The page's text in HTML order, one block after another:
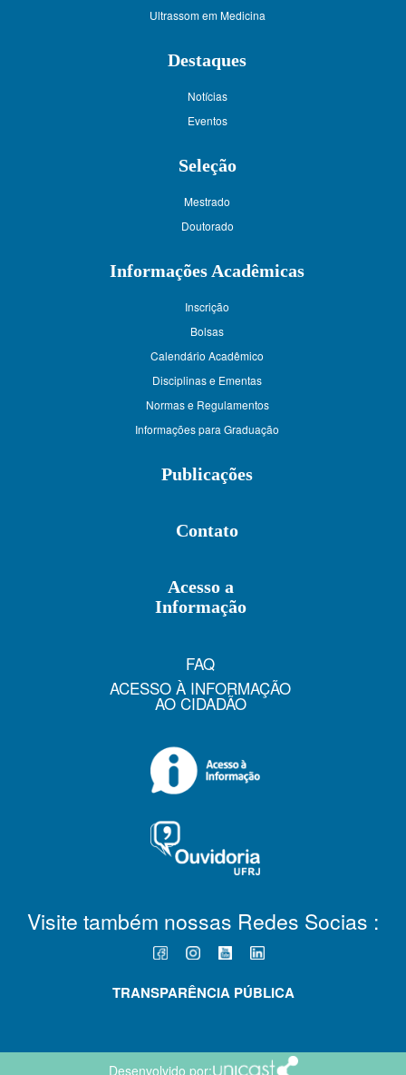
Ultrassom em Medicina
Destaques
Notícias
Eventos
Seleção
Mestrado
Doutorado
Informações Acadêmicas
Inscrição
Bolsas
Calendário Acadêmico
Disciplinas e Ementas
Normas e Regulamentos
Informações para Graduação
Publicações
Contato
Acesso a
Informação
FAQ
ACESSO À INFORMAÇÃO
AO CIDADÃO
Visite também nossas Redes Socias :
TRANSPARÊNCIA PÚBLICA
Desenvolvido por: